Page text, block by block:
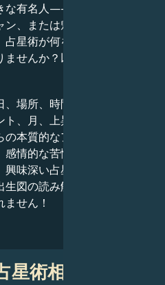
な有名人——政治家、発明
、または魅力的なハリウッ
星術が何を語っているか知
せんか？以下の詳細な出生
場所、時間、惑星の位置、
、月、上昇星座など、出生
本質的なアイデンティテ
情的な苦悩、そして成功へ
味深い占星術的解釈を探っ
図の読み解きも、同様の洞
せん！
星術相談